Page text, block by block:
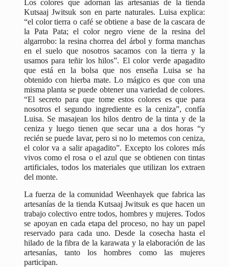
Los colores que adornan las artesanías de la tienda
Kutsaaj Jwitsuk son en parte naturales. Luisa explica:
“el color tierra o café se obtiene a base de la cascara de
la Pata Pata; el color negro viene de la resina del
algarrobo: la resina chorrea del árbol y forma manchas
en el suelo que nosotros sacamos con la tierra y la
usamos para teñir los hilos”. El color verde apagadito
que está en la bolsa que nos enseña Luisa se ha
obtenido con hierba mate. Lo mágico es que con una
misma planta se puede obtener una variedad de colores.
“El secreto para que tome estos colores es que para
nosotros el segundo ingrediente es la ceniza”, confía
Luisa. Se masajean los hilos dentro de la tinta y de la
ceniza y luego tienen que secar una a dos horas “y
recién se puede lavar, pero si no lo metemos con ceniza,
el color va a salir apagadito”. Excepto los colores más
vivos como el rosa o el azul que se obtienen con tintas
artificiales, todos los materiales que utilizan los extraen
del monte.
La fuerza de la comunidad Weenhayek que fabrica las
artesanías de la tienda Kutsaaj Jwitsuk es que hacen un
trabajo colectivo entre todos, hombres y mujeres. Todos
se apoyan en cada etapa del proceso, no hay un papel
reservado para cada uno. Desde la cosecha hasta el
hilado de la fibra de la karawata y la elaboración de las
artesanías, tanto los hombres como las mujeres
participan.